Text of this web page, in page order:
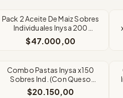
Pack 2 Aceite De Maiz Sobres
Individuales Inysa 200
Pouchs x8cc C/U
$47.000,00
Combo Pastas Inysa x150
Sobres Ind. (Con Queso
Rallado)
$20.150,00